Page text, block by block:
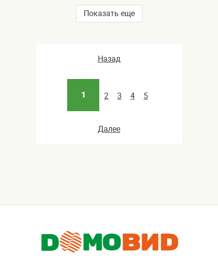
Показать еще
Назад
1 2 3 4 5
Далее